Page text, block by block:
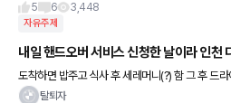
5
6 3,448
자유주제
내일 핸드오버 서비스 신청한 날이라 인천
도착하면 밥주고 식사 후 세레머니(?) 함 그 후 드
단한 주행 그리고 집 이 중 가장 맘에 드는 서비스는 풀 주유 ㅋㅋㅋ
탈퇴자